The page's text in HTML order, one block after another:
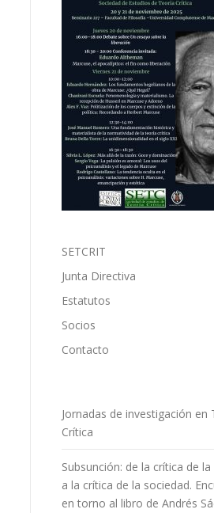
SETCRIT
Junta Directiva
Estatutos
Socios
Contacto
Jornadas de investigación en
Crítica
Subsunción: de la crítica de
a la crítica de la sociedad.
en torno al libro de Andrés